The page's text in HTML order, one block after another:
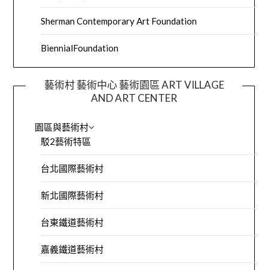
Sherman Contemporary Art Foundation
BiennialFoundation
藝術村 藝術中心 藝術園區 ART VILLAGE
AND ART CENTER
園區與藝術村
駁2藝術特區
台北國際藝術村
新北國際藝術村
台東鐵道藝術村
嘉義鐵道藝術村